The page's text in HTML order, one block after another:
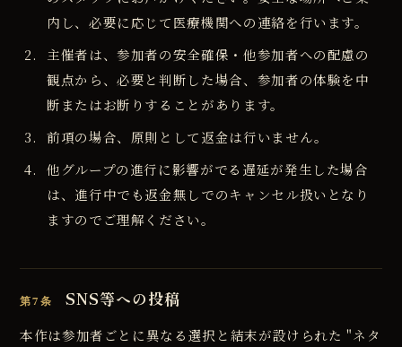
内し、必要に応じて医療機関への連絡を行います。
主催者は、参加者の安全確保・他参加者への配慮の
観点から、必要と判断した場合、参加者の体験を中
断またはお断りすることがあります。
前項の場合、原則として返金は行いません。
他グループの進行に影響がでる遅延が発生した場合
は、進行中でも返金無しでのキャンセル扱いとなり
ますのでご理解ください。
第7条 SNS等への投稿
本作は参加者ごとに異なる選択と結末が設けられた "ネタ